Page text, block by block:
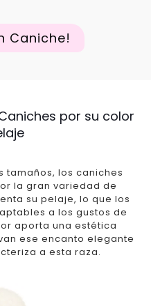
Caniche!
por su color
tamaños, los caniches
la gran variedad de
su pelaje, lo que los
a los gustos de
aporta una estética
ese encanto elegante
a esta raza.